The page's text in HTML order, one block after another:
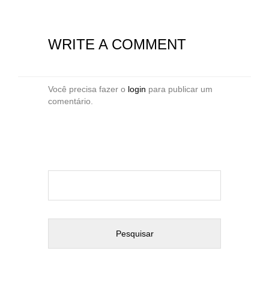
WRITE A COMMENT
Você precisa fazer o login para publicar um
comentário.